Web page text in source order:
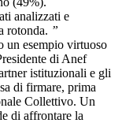
analizzati e
rotonda. ”
un esempio virtuoso
di Anef
istituzionali e gli
di firmare, prima
Collettivo. Un
di affrontare la